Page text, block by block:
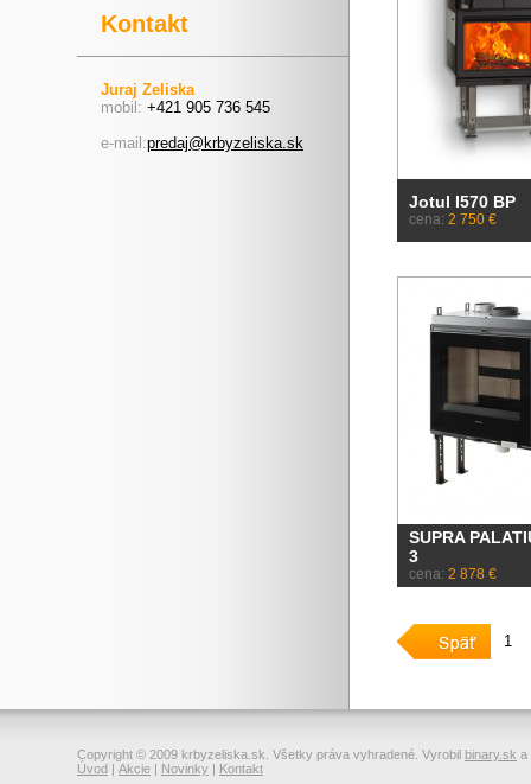
Kontakt
Juraj Zeliska
mobil: +421 905 736 545
e-mail:predaj@krbyzeliska.sk
Jotul I570 BP
cena: 2 750 €
SUPRA
3
cena: 2 878 €
1
Copyright © 2009 krbyzeliska.sk. Všetky práva vyhradené. Vyrobil binary.sk a
Úvod | Akcie | Novinky | Kontakt